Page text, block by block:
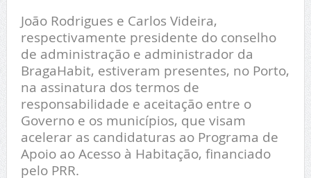
João Rodrigues e Carlos Videira,
respectivamente presidente do conselho
de administração e administrador da
BragaHabit, estiveram presentes, no Porto,
na assinatura dos termos de
responsabilidade e aceitação entre o
Governo e os municípios, que visam
acelerar as candidaturas ao Programa de
Apoio ao Acesso à Habitação, financiado
pelo PRR.